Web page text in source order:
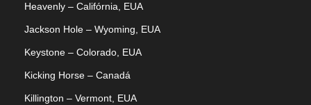
Heavenly – Califórnia, EUA
Jackson Hole – Wyoming, EUA
Keystone – Colorado, EUA
Kicking Horse – Canadá
Killington – Vermont, EUA